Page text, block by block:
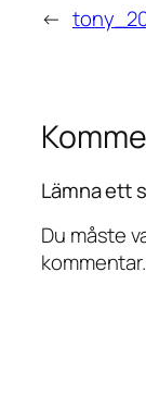
←
Lämna ett
Du måste
kommentar.